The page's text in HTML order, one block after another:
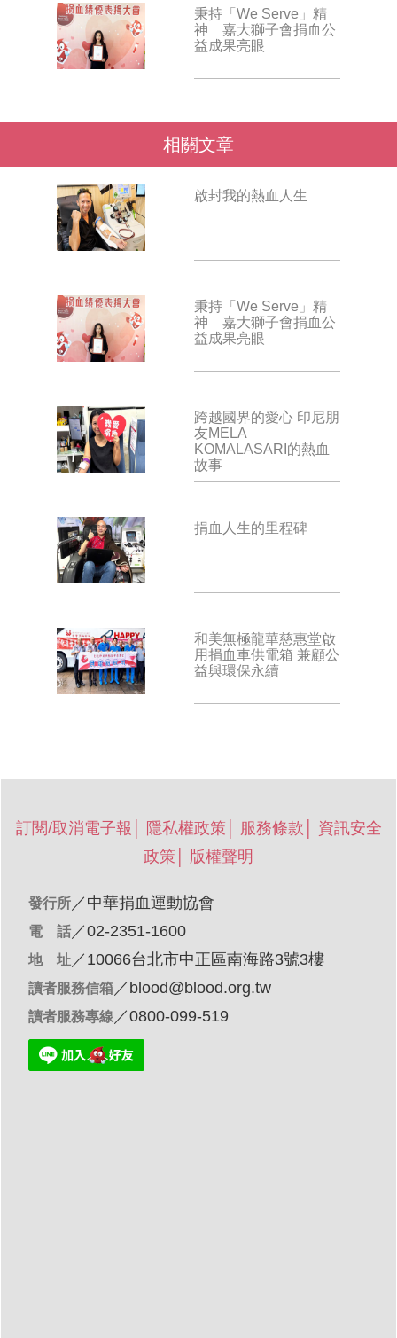
秉持「We Serve」精
神 嘉大獅子會捐血公
益成果亮眼
相關文章
啟封我的熱血人生
秉持「We Serve」精
神 嘉大獅子會捐血公
益成果亮眼
跨越國界的愛心 印尼朋
友MELA
KOMALASARI的熱血
故事
捐血人生的里程碑
和美無極龍華慈惠堂啟
用捐血車供電箱 兼顧公
益與環保永續
訂閱/取消電子報 隱私權政策 服務條款
資訊安全
政策
版權聲明
發行所／ 中華捐血運動協會
電 話／02-2351-1600
地 址／10066台北市中正區南海路3號3樓
讀者服務信箱／ blood@blood.org.tw
讀者服務專線 ／0800-099-519